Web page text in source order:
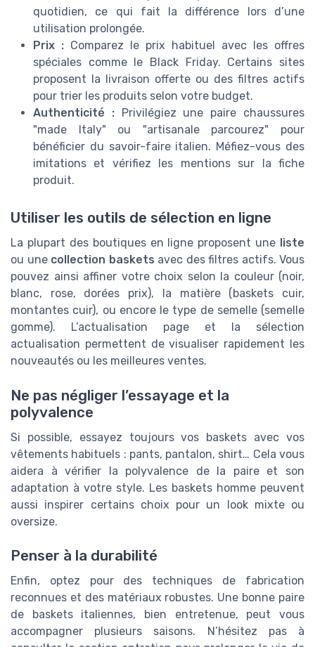
quotidien, ce qui fait la différence lors d’une
utilisation prolongée.
Prix : Comparez le prix habituel avec les offres
spéciales comme le Black Friday. Certains sites
proposent la livraison offerte ou des filtres actifs
pour trier les produits selon votre budget.
Authenticité :Privilégiez une paire chaussures
"made Italy" ou "artisanale parcourez" pour
bénéficier du savoir-faire italien. Méfiez-vous des
imitations et vérifiez les mentions sur la fiche
produit.
Utiliser les outils de sélection en ligne
La plupart des boutiques en ligne proposent une liste
ou une collection baskets avec des filtres actifs. Vous
pouvez ainsi affiner votre choix selon la couleur (noir,
blanc, rose, dorées prix), la matière (baskets cuir,
montantes cuir), ou encore le type de semelle (semelle
gomme). L’actualisation page et la sélection
actualisation permettent de visualiser rapidement les
nouveautés ou les meilleures ventes.
Ne pas négliger l’essayage et la
polyvalence
Si possible, essayez toujours vos baskets avec vos
vêtements habituels : pants, pantalon, shirt… Cela vous
aidera à vérifier la polyvalence de la paire et son
adaptation à votre style. Les baskets homme peuvent
aussi inspirer certains choix pour un look mixte ou
oversize.
Penser à la durabilité
Enfin, optez pour des techniques de fabrication
reconnues et des matériaux robustes. Une bonne paire
de baskets italiennes, bien entretenue, peut vous
accompagner plusieurs saisons. N’hésitez pas à